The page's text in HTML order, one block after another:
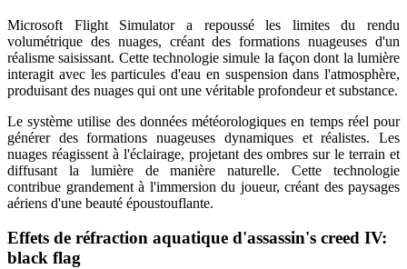
Microsoft Flight Simulator a repoussé les limites du rendu
volumétrique des nuages, créant des formations nuageuses d'un
réalisme saisissant. Cette technologie simule la façon dont la lumière
interagit avec les particules d'eau en suspension dans l'atmosphère,
produisant des nuages qui ont une véritable profondeur et substance.
Le système utilise des données météorologiques en temps réel pour
générer des formations nuageuses dynamiques et réalistes. Les
nuages réagissent à l'éclairage, projetant des ombres sur le terrain et
diffusant la lumière de manière naturelle. Cette technologie
contribue grandement à l'immersion du joueur, créant des paysages
aériens d'une beauté époustouflante.
Effets de réfraction aquatique d'assassin's creed IV:
black flag